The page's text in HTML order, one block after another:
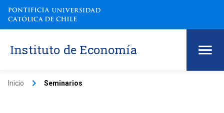
Instituto de Economía
Inicio keyboard_arrow_right Seminarios